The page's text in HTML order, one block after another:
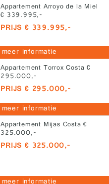
Appartement Arroyo de la Miel
€ 339.995,-
PRIJS € 339.995,-
meer informatie
Appartement Torrox Costa €
295.000,-
PRIJS € 295.000,-
meer informatie
Appartement Mijas Costa €
325.000,-
PRIJS € 325.000,-